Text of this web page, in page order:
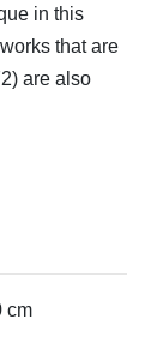
in this
that are
are also
cm